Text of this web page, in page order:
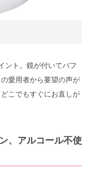
ント。鏡が付いてパフ
愛用者から要望の声が
こでもすぐにお直しが
、アルコール不使